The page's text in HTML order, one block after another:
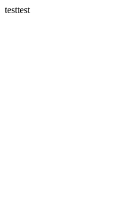
testtest